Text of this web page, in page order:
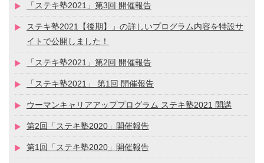
「ステキ塾2021」第3回 開催報告
ステキ塾2021【後期】」の詳しいプログラム内容を特設サ
イトで公開しました！
「ステキ塾2021」第2回 開催報告
「ステキ塾2021」 第1回 開催報告
ウーマンキャリアアッププログラム ステキ塾2021 開講
第2回「ステキ塾2020」開催報告
第1回「ステキ塾2020」開催報告